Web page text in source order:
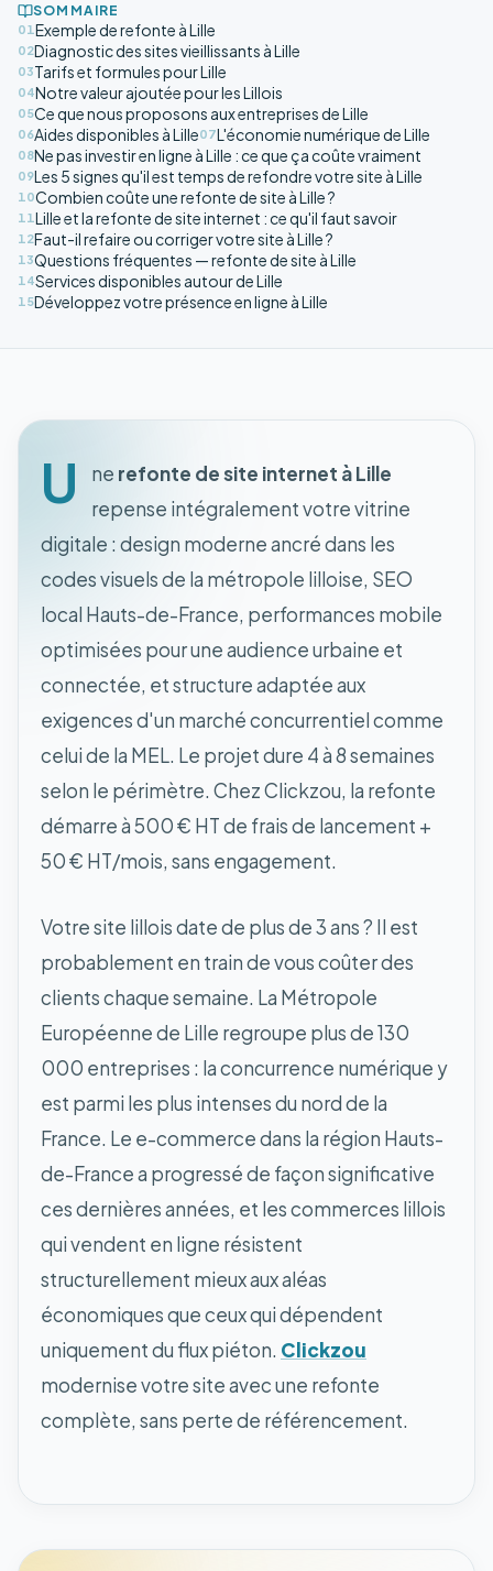
SOMMAIRE
01Exemple de refonte à Lille
02Diagnostic des sites vieillissants à Lille
03Tarifs et formules pour Lille
04Notre valeur ajoutée pour les Lillois
05Ce que nous proposons aux entreprises de Lille
06Aides disponibles à Lille07L'économie numérique de Lille
08Ne pas investir en ligne à Lille : ce que ça coûte vraiment
09Les 5 signes qu'il est temps de refondre votre site à Lille
10Combien coûte une refonte de site à Lille ?
11Lille et la refonte de site internet : ce qu'il faut savoir
12Faut-il refaire ou corriger votre site à Lille ?
13Questions fréquentes — refonte de site à Lille
14Services disponibles autour de Lille
15Développez votre présence en ligne à Lille
U ne refonte de site internet à Lille
repense intégralement votre vitrine
digitale : design moderne ancré dans les
codes visuels de la métropole lilloise, SEO
local Hauts-de-France, performances mobile
optimisées pour une audience urbaine et
connectée, et structure adaptée aux
exigences d'un marché concurrentiel comme
celui de la MEL. Le projet dure 4 à 8 semaines
selon le périmètre. Chez Clickzou, la refonte
démarre à 500 € HT de frais de lancement +
50 € HT/mois, sans engagement.
Votre site lillois date de plus de 3 ans ? Il est
probablement en train de vous coûter des
clients chaque semaine. La Métropole
Européenne de Lille regroupe plus de 130
000 entreprises : la concurrence numérique y
est parmi les plus intenses du nord de la
France. Le e-commerce dans la région Hauts-
de-France a progressé de façon significative
ces dernières années, et les commerces lillois
qui vendent en ligne résistent
structurellement mieux aux aléas
économiques que ceux qui dépendent
uniquement du flux piéton. Clickzou
modernise votre site avec une refonte
complète, sans perte de référencement.